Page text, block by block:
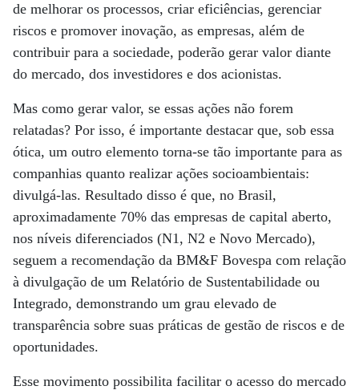
de melhorar os processos, criar eficiências, gerenciar
riscos e promover inovação, as empresas, além de
contribuir para a sociedade, poderão gerar valor diante
do mercado, dos investidores e dos acionistas.
Mas como gerar valor, se essas ações não forem
relatadas? Por isso, é importante destacar que, sob essa
ótica, um outro elemento torna-se tão importante para as
companhias quanto realizar ações socioambientais:
divulgá-las. Resultado disso é que, no Brasil,
aproximadamente 70% das empresas de capital aberto,
nos níveis diferenciados (N1, N2 e Novo Mercado),
seguem a recomendação da BM&F Bovespa com relação
à divulgação de um Relatório de Sustentabilidade ou
Integrado, demonstrando um grau elevado de
transparência sobre suas práticas de gestão de riscos e de
oportunidades.
Esse movimento possibilita facilitar o acesso do mercado